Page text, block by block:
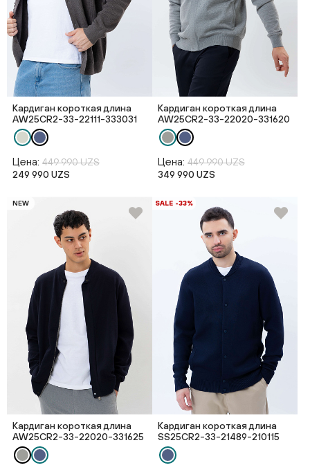
Кардиган короткая длина
AW25CR2-33-22111-333031
Цена: 449 990 UZS
249 990 UZS
Кардиган короткая длина
AW25CR2-33-22020-331620
Цена: 449 990 UZS
349 990 UZS
NEW
Кардиган короткая длина
AW25CR2-33-22020-331625
SALE -33%
Кардиган короткая длина
SS25CR2-33-21489-210115